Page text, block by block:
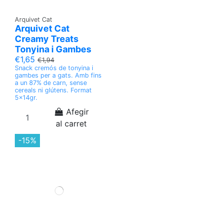
Arquivet Cat
Arquivet Cat
Creamy Treats
Tonyina i Gambes
€1,65 €1,94
Snack cremós de tonyina i
gambes per a gats. Amb fins
a un 87% de carn, sense
cereals ni glútens. Format
5x14gr.
Afegir
al carret
-15%